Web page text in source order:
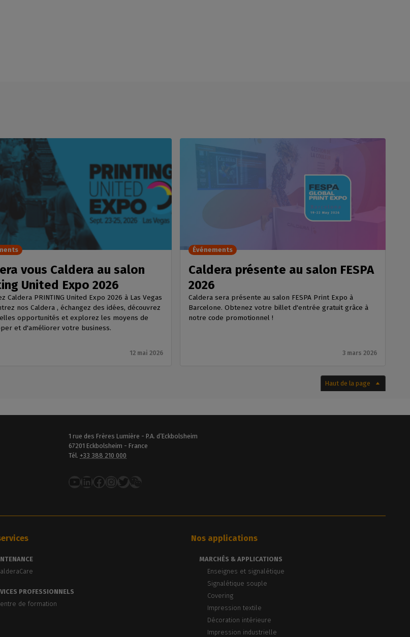
vous Caldera au salon
United Expo 2026
Caldera PRINTING United Expo 2026 à Las Vegas
nos Caldera , échangez des idées, découvrez
opportunités et explorez les moyens de
et d'améliorer votre business.
12 mai 2026
Caldera présente au salon FESPA
2026
Caldera sera présente au salon FESPA Print Expo à
Barcelone. Obtenez votre billet d'entrée gratuit grâce à
notre code promotionnel !
3 mars 2026
Événements
Haut de la page
1 rue des Frères Lumière - P.A. d’Eckbolsheim
67201 Eckbolsheim - France
Tél. +33 388 210 000
YouTube
LinkedIn
Facebook
Instagram
Twitter
PROFESSIONNELS
de formation
Nos applications
MARCHÉS & APPLICATIONS
Enseignes et signalétique
Signalétique souple
Covering
Impression textile
Décoration intérieure
Impression industrielle